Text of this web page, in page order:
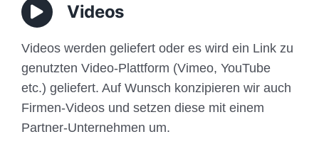
Videos
Videos werden geliefert oder es wird ein Link zu
genutzten Video-Plattform (Vimeo, YouTube
etc.) geliefert. Auf Wunsch konzipieren wir auch
Firmen-Videos und setzen diese mit einem
Partner-Unternehmen um.